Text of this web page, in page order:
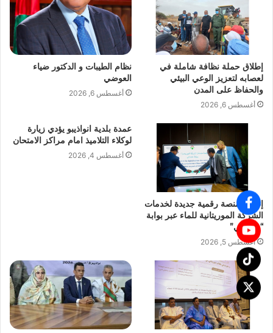
إطلاق حملة نظافة شاملة في
لعصابه لتعزيز الوعي البيئي
والحفاظ على المدن
أغسطس 6, 2026
نظام الطيبات و الدكتور ضياء
العوضي
أغسطس 6, 2026
إطلاق منصة رقمية جديدة لخدمات
الشركة الموريتانية للماء عبر بوابة
“خدماتي”
أغسطس 5, 2026
عمدة بلدية انواذيبو يؤدي زيارة
لوكلاء التلاميذ امام مراكز الامتحان
أغسطس 4, 2026